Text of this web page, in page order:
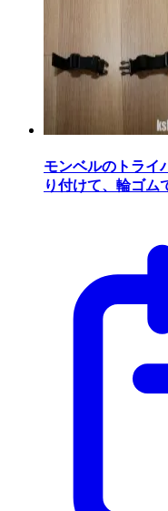
モンベルのトライ
り付けて、輪ゴム